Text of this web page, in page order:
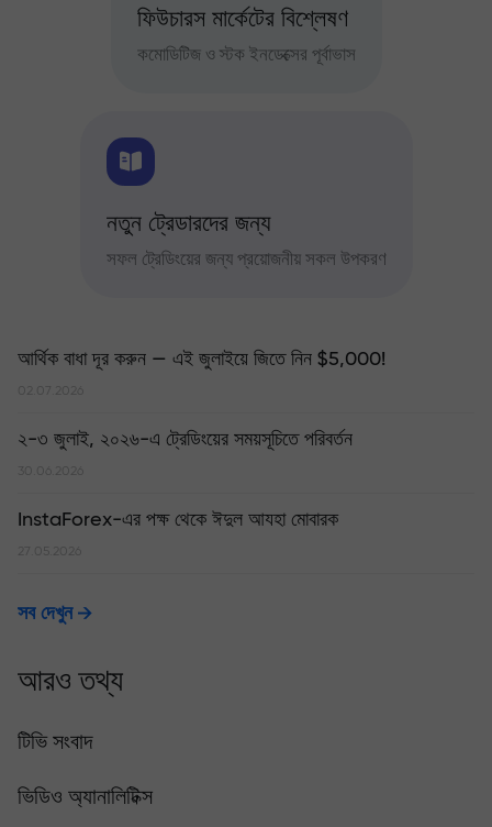
ফিউচারস মার্কেটের বিশ্লেষণ
কমোডিটিজ ও স্টক ইনডেক্সের পূর্বাভাস
নতুন ট্রেডারদের জন্য
সফল ট্রেডিংয়ের জন্য প্রয়োজনীয় সকল উপকরণ
আর্থিক বাধা দূর করুন — এই জুলাইয়ে জিতে নিন $5,000!
02.07.2026
২-৩ জুলাই, ২০২৬-এ ট্রেডিংয়ের সময়সূচিতে পরিবর্তন
30.06.2026
InstaForex-এর পক্ষ থেকে ঈদুল আযহা মোবারক
27.05.2026
সব দেখুন
আরও তথ্য
টিভি সংবাদ
ভিডিও অ্যানালিটিক্স